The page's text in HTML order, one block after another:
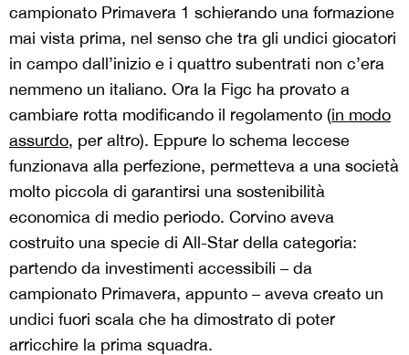
campionato Primavera 1 schierando una formazione
mai vista prima, nel senso che tra gli undici giocatori
in campo dall’inizio e i quattro subentrati non c’era
nemmeno un italiano. Ora la Figc ha provato a
cambiare rotta modificando il regolamento (in modo
assurdo, per altro). Eppure lo schema leccese
funzionava alla perfezione, permetteva a una società
molto piccola di garantirsi una sostenibilità
economica di medio periodo. Corvino aveva
costruito una specie di All-Star della categoria:
partendo da investimenti accessibili – da
campionato Primavera, appunto – aveva creato un
undici fuori scala che ha dimostrato di poter
arricchire la prima squadra.